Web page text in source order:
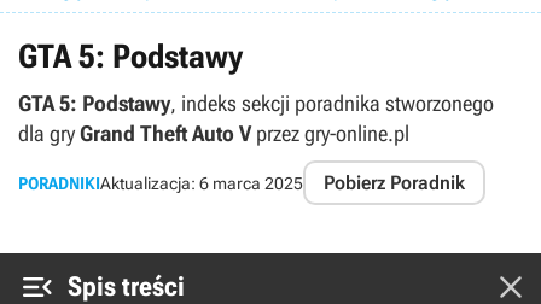
GTA 5: Podstawy
GTA 5: Podstawy, indeks sekcji poradnika stworzonego
dla gryGrand Theft Auto Vprzez gry-online.pl
PORADNIKIAktualizacja: 6 marca 2025 Pobierz Poradnik
 Spis treści 